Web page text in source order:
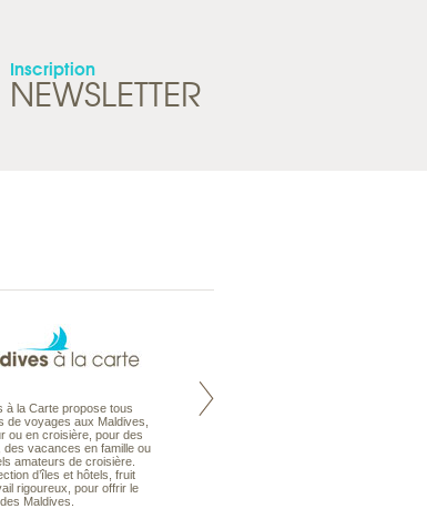
Inscription
NEWSLETTER
à la Carte propose tous
de voyages aux Maldives,
ou en croisière, pour des
des vacances en famille ou
amateurs de croisière.
d’îles et hôtels, fruit
rigoureux, pour offrir le
Maldives.
Notre site Odyssee est un portail